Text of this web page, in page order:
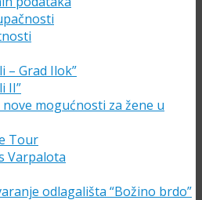
– Grad Ilok”
II”
mogućnosti za žene u
Tour
Varpalota
odlagališta “Božino brdo”